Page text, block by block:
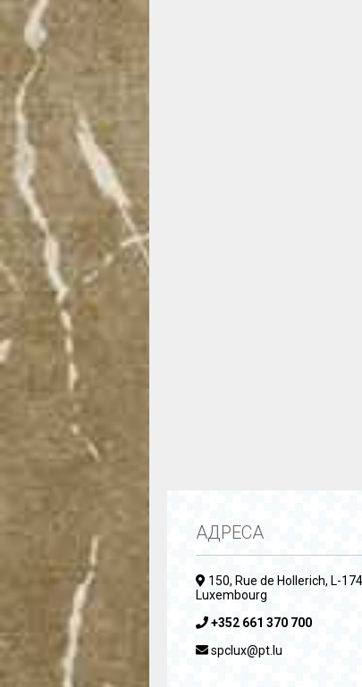
АДРЕСА
150, Rue de Hollerich, L-
Luxembourg
+352 661 370 700
spclux@pt.lu